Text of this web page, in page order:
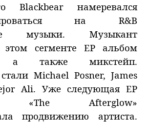
Blackbear намеревался
на R&B
музыки. Музыкант
сегменте EP альбом
а также микстейп.
Michael Posner, James
Ali. Уже следующая EP
«The Afterglow»
продвижению артиста.